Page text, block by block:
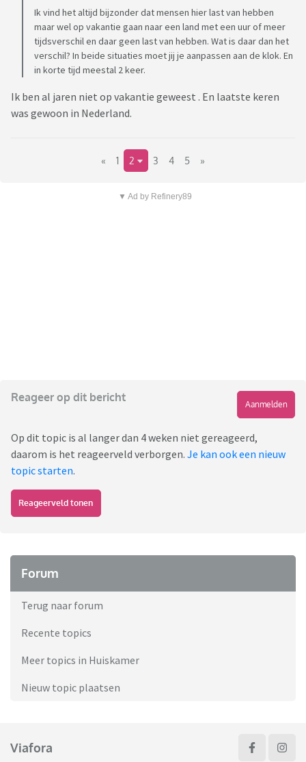
Ik vind het altijd bijzonder dat mensen hier last van hebben
maar wel op vakantie gaan naar een land met een uur of meer
tijdsverschil en daar geen last van hebben. Wat is daar dan het
verschil? In beide situaties moet jij je aanpassen aan de klok. En
in korte tijd meestal 2 keer.
Ik ben al jaren niet op vakantie geweest . En laatste keren
was gewoon in Nederland.
« 1 2 3 4 5 »
▼ Ad by Refinery89
Reageer op dit bericht
Aanmelden
Op dit topic is al langer dan 4 weken niet gereageerd,
daarom is het reageerveld verborgen. Je kan ook een nieuw
topic starten.
Reageerveld tonen
Forum
Terug naar forum
Recente topics
Meer topics in Huiskamer
Nieuw topic plaatsen
Viafora